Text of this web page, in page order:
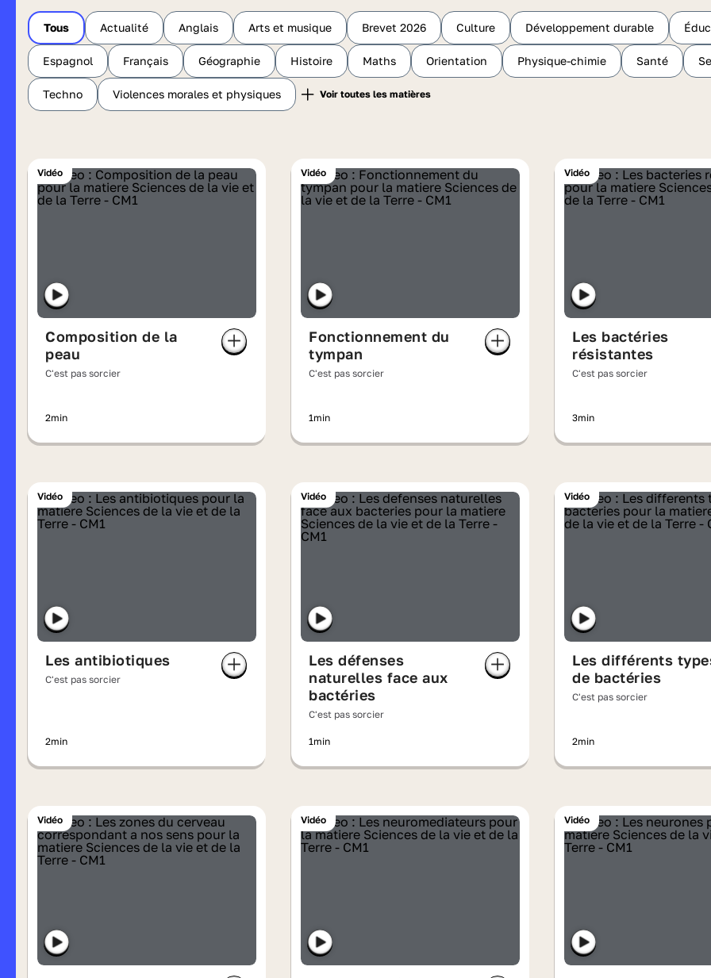
Tous Actualité Anglais Arts et musique Brevet 2026 Culture Développement durable
Espagnol Français Géographie Histoire Maths Orientation Physique-chimie Santé
Techno Violences morales et physiques
Vidéo
Composition de la
peau
C'est pas sorcier
2min
Vidéo
Fonctionnement du
tympan
C'est pas sorcier
1min
Vidéo
Les bactéries
résistantes
C'est pas sorcier
3min
Vidéo
Les antibiotiques
C'est pas sorcier
2min
Vidéo
Les défenses
naturelles face aux
bactéries
C'est pas sorcier
1min
Vidéo
Les différents
de bactéries
C'est pas sorcier
2min
Vidéo Vidéo Vidéo